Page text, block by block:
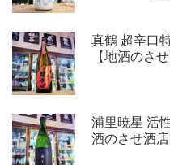
真鶴 超辛口
【地酒のさ
浦里暁星 活
酒のさせ酒